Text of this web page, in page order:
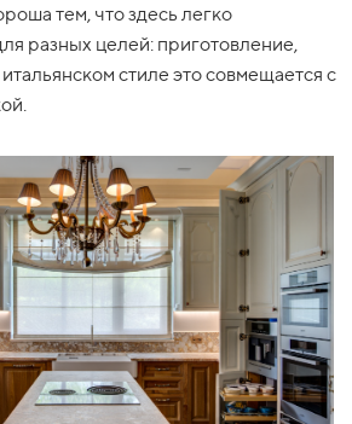
тем, что здесь легко
разных целей: приготовление,
стиле это совмещается с